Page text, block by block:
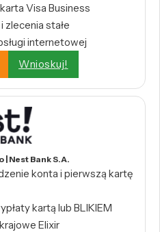
Visa Business
zlecenia stałe
internetowej
Wnioskuj!
| Nest Bank S.A.
konta i pierwszą kartę
kartą lub BLIKIEM
Elixir